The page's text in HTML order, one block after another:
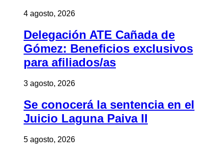
4 agosto, 2026
Delegación ATE Cañada de
Gómez: Beneficios exclusivos
para afiliados/as
3 agosto, 2026
Se conocerá la sentencia en el
Juicio Laguna Paiva II
5 agosto, 2026